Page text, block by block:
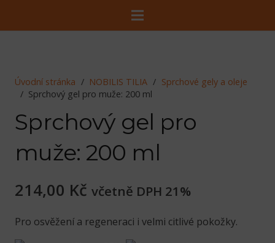
Úvodní stránka / NOBILIS TILIA / Sprchové gely a oleje
/ Sprchový gel pro muže: 200 ml
Sprchový gel pro
muže: 200 ml
214,00 Kč včetně DPH 21%
Pro osvěžení a regeneraci i velmi citlivé pokožky.